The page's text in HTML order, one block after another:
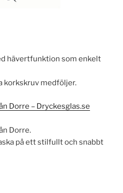
hävertfunktion som enkelt
korkskruv medföljer.
Dorre – Dryckesglas.se
Dorre.
på ett stilfullt och snabbt